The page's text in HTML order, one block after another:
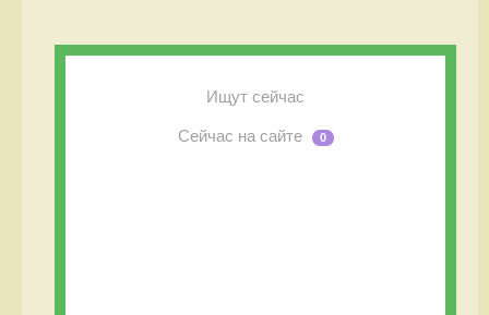
Ищут сейчас
Сейчас на сайте 0